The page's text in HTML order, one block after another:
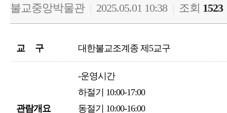
불교중앙박물관 2025.05.01 10:38 조회 1523
교 구 대한불교조계종 제5교구
관람개요
-운영시간
하절기 10:00-17:00
동절기 10:00-16:00